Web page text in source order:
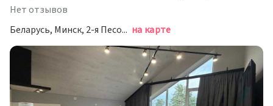
Нет отзывов
Беларусь, Минск, 2-я Песочная улица, 3 на карте